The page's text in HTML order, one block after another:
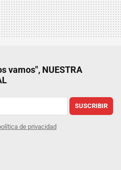
vamos", NUESTRA
SUSCRIBIR
de privacidad